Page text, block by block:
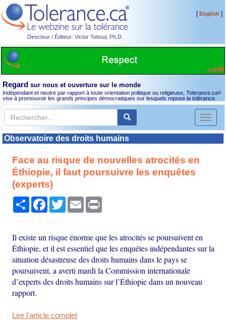
Directeur / Éditeur: Victor Teboul, Ph.D.
[English ]
Regard sur nous et ouverture sur le monde
Indépendant et neutre par rapport à toute orientation politique ou religieuse, Tolerance.ca®
vise à promouvoir les grands principes démocratiques sur lesquels repose la tolérance.
Toggle
Observatoire des droits humains
Face au risque de nouvelles atrocités en
Éthiopie, il faut poursuivre les enquêtes
(experts)
PartagerFacebook
TwitterEmail
Il existe un risque énorme que les atrocités se poursuivent en
Éthiopie, et il est essentiel que les enquêtes indépendantes sur la
situation désastreuse des droits humains dans le pays se
poursuivent, a averti mardi la Commission internationale
d’experts des droits humains sur l’Éthiopie dans un nouveau
rapport.
Lire l'article complet